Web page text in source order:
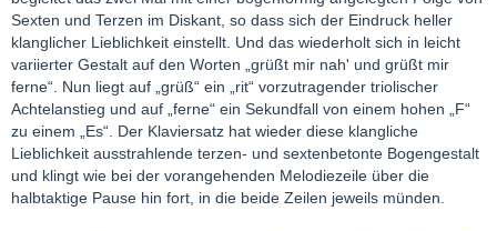
Sexten und Terzen im Diskant, so dass sich der Eindruck heller
klanglicher Lieblichkeit einstellt. Und das wiederholt sich in leicht
variierter Gestalt auf den Worten „grüßt mir nah' und grüßt mir
ferne“. Nun liegt auf „grüß“ ein „rit“ vorzutragender triolischer
Achtelanstieg und auf „ferne“ ein Sekundfall von einem hohen „F“
zu einem „Es“. Der Klaviersatz hat wieder diese klangliche
Lieblichkeit ausstrahlende terzen- und sextenbetonte Bogengestalt
und klingt wie bei der vorangehenden Melodiezeile über die
halbtaktige Pause hin fort, in die beide Zeilen jeweils münden.